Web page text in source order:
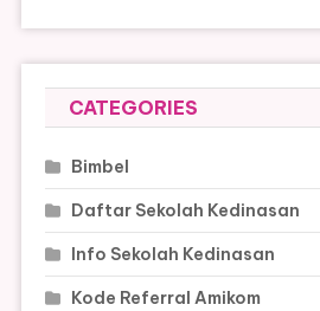
CATEGORIES
Bimbel
Daftar Sekolah Kedinasan
Info Sekolah Kedinasan
Kode Referral Amikom